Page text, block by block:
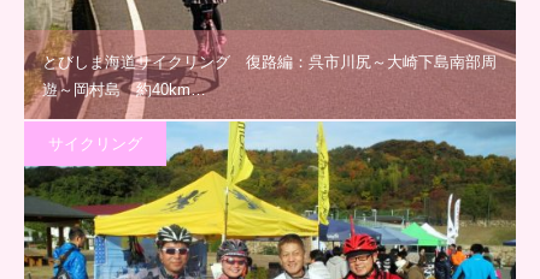
とびしま海道サイクリング 復路編：呉市川尻～大崎下島南部周
遊～岡村島 約40km…
サイクリング